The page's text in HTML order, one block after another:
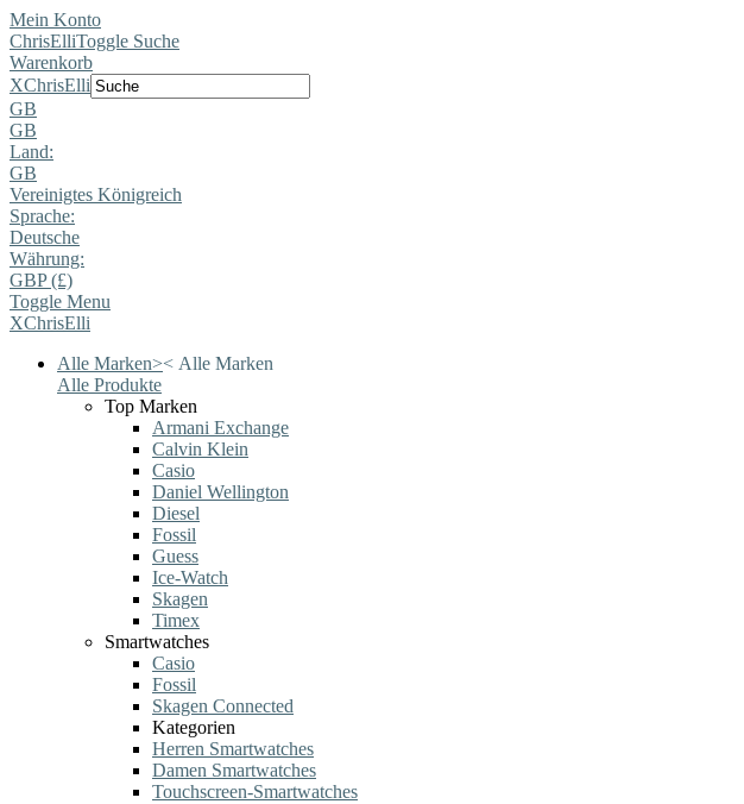
Mein Konto
ChrisElliToggle Suche
Warenkorb
XChrisElli
GB
GB
Land:
GB
Vereinigtes Königreich
Sprache:
Deutsche
Währung:
GBP (£)
Toggle Menu
XChrisElli
Alle Marken>< Alle Marken
Alle Produkte
Top Marken
Armani Exchange
Calvin Klein
Casio
Daniel Wellington
Diesel
Fossil
Guess
Ice-Watch
Skagen
Timex
Smartwatches
Casio
Fossil
Skagen Connected
Kategorien
Herren Smartwatches
Damen Smartwatches
Touchscreen-Smartwatches